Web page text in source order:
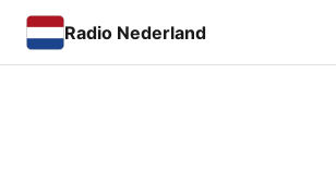
Radio Nederland